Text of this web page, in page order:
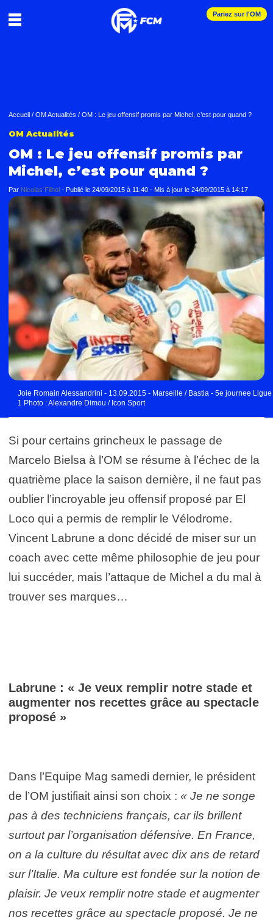
Pariez sur l'OM
Accueil / OM Actualités / OM : Le jeu offensif promis par Michel, c’est pour quand ?
OM Actualités
OM : Le jeu offensif promis par
Michel, c’est pour quand ?
Par Nicolas Filhol - Publié le 24/09/2015 à 11:40 - Mis à jour le 24/09/2015 à 14:17
Joie Romain Alessandrini - 13.09.2015 - Marseille / Bastia - 5e journee Ligue
1 Photo : Alexandre Dimou / Icon Sport
Si pour certains grincheux le passage de
Marcelo Bielsa à l’OM se résume à l’échec de la
quatrième place la saison dernière, il ne faut pas
oublier l’incroyable jeu offensif proposé par El
Loco qui a permis de remplir le Vélodrome.
Vincent Labrune a donc décidé de miser sur un
coach avec cette même philosophie de jeu pour
lui succéder, mais l’attaque de Michel a du mal à
trouver ses marques…
Labrune : « Je veux remplir notre stade et
augmenter nos recettes grâce au spectacle
proposé »
Dans l’Equipe Mag samedi dernier, le président
de l’OM justifiait ainsi son choix : « Je ne songe
pas à des techniciens français, car ils brillent
surtout par l’organisation défensive. En France,
on a la culture du résultat avec dix ans de retard
sur l’Italie. Ma culture est fondée sur la notion de
plaisir. Je veux remplir notre stade et augmenter
nos recettes grâce au spectacle proposé. Je ne